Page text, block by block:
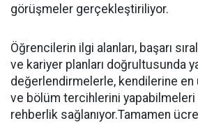
görüşmeler gerçekleştiriliyor.
Öğrencilerin ilgi alanları, başarı
ve kariyer planları doğrultusunda
değerlendirmelerle, kendilerine
ve bölüm tercihlerini yapabilmeleri
rehberlik sağlanıyor.Tamamen